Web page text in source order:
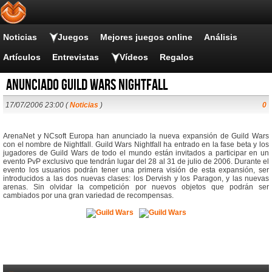
Noticias Juegos Mejores juegos online Análisis
Artículos Entrevistas Vídeos Regalos
Anunciado Guild Wars Nightfall
17/07/2006 23:00 (Noticias ) 0
ArenaNet y NCsoft Europa han anunciado la nueva expansión de Guild Wars
con el nombre de Nightfall. Guild Wars Nightfall ha entrado en la fase beta y los
jugadores de Guild Wars de todo el mundo están invitados a participar en un
evento PvP exclusivo que tendrán lugar del 28 al 31 de julio de 2006. Durante el
evento los usuarios podrán tener una primera visión de esta expansión, ser
introducidos a las dos nuevas clases: los Dervish y los Paragon, y las nuevas
arenas. Sin olvidar la competición por nuevos objetos que podrán ser
cambiados por una gran variedad de recompensas.